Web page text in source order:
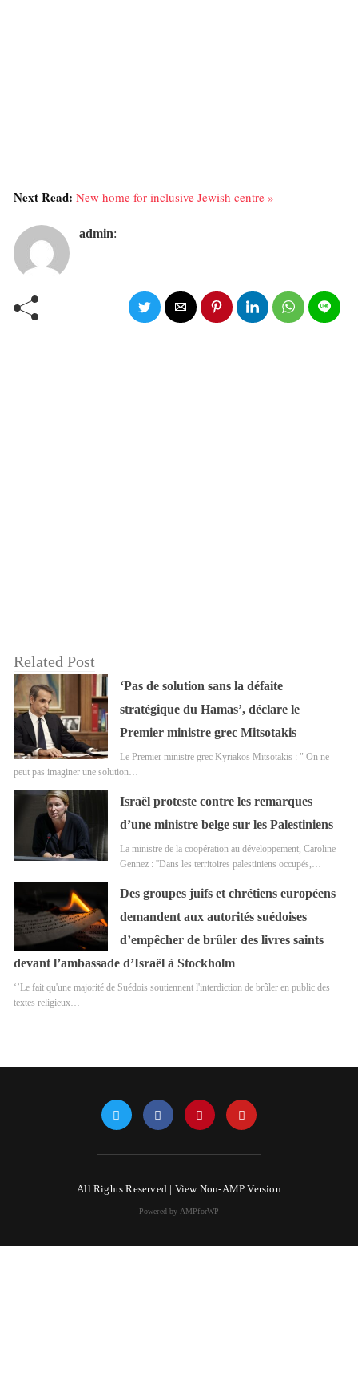
Next Read: New home for inclusive Jewish centre »
admin:
Related Post
‘Pas de solution sans la défaite
stratégique du Hamas’, déclare le
Premier ministre grec Mitsotakis
Le Premier ministre grec Kyriakos Mitsotakis : " On ne
peut pas imaginer une solution…
Israël proteste contre les remarques
d’une ministre belge sur les Palestiniens
La ministre de la coopération au développement, Caroline
Gennez : ''Dans les territoires palestiniens occupés,…
Des groupes juifs et chrétiens européens
demandent aux autorités suédoises
d’empêcher de brûler des livres saints
devant l’ambassade d’Israël à Stockholm
‘’Le fait qu'une majorité de Suédois soutiennent l'interdiction de brûler en public des
textes religieux…
All Rights Reserved | View Non-AMP Version
Powered by AMPforWP